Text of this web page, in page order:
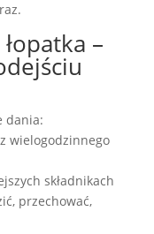
–
dania:
wielogodzinnego
składnikach
przechować,